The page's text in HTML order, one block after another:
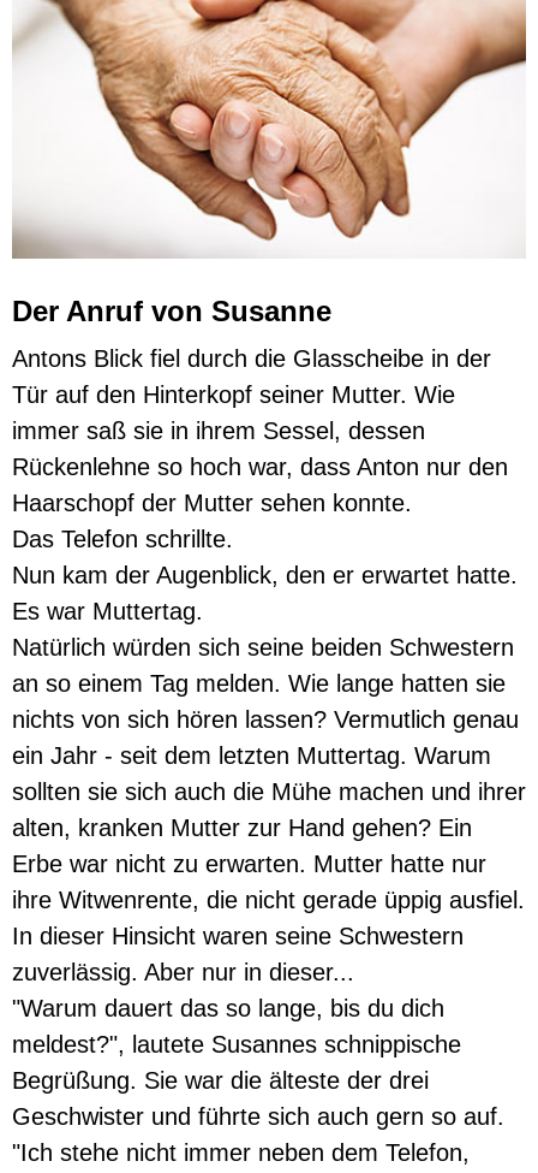
Der Anruf von Susanne
Antons Blick fiel durch die Glasscheibe in der
Tür auf den Hinterkopf seiner Mutter. Wie
immer saß sie in ihrem Sessel, dessen
Rückenlehne so hoch war, dass Anton nur den
Haarschopf der Mutter sehen konnte.
Das Telefon schrillte.
Nun kam der Augenblick, den er erwartet hatte.
Es war Muttertag.
Natürlich würden sich seine beiden Schwestern
an so einem Tag melden. Wie lange hatten sie
nichts von sich hören lassen? Vermutlich genau
ein Jahr - seit dem letzten Muttertag. Warum
sollten sie sich auch die Mühe machen und ihrer
alten, kranken Mutter zur Hand gehen? Ein
Erbe war nicht zu erwarten. Mutter hatte nur
ihre Witwenrente, die nicht gerade üppig ausfiel.
In dieser Hinsicht waren seine Schwestern
zuverlässig. Aber nur in dieser...
"Warum dauert das so lange, bis du dich
meldest?", lautete Susannes schnippische
Begrüßung. Sie war die älteste der drei
Geschwister und führte sich auch gern so auf.
"Ich stehe nicht immer neben dem Telefon,